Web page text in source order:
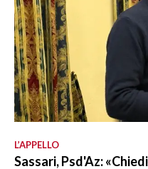
L’APPELLO
Sassari, Psd'Az: